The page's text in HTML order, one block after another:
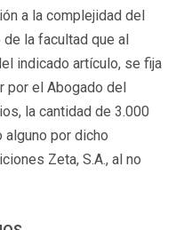
a la complejidad del
la facultad que al
indicado artículo, se fija
por el Abogado del
la cantidad de 3.000
alguno por dicho
Zeta, S.A., al no